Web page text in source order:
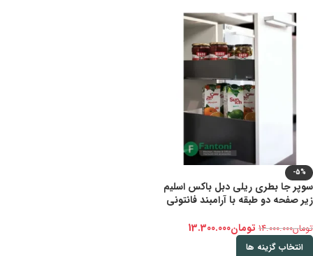
-5%
سوپر جا بطری ریلی دبل باکس اسلیم
زیر صفحه دو طبقه با آرامبند فانتونی
تومان14.000.000 تومان13.300.000
انتخاب گزینه ها